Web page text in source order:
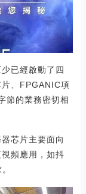
已經啟動了四
、FPGANIC項
節的業務密切相
芯片主要面向
頻應用，如抖